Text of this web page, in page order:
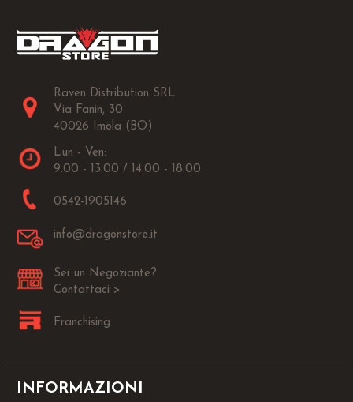
Raven Distribution SRL
Via Fanin, 30
40026 Imola (BO)
Lun - Ven:
9.00 - 13.00 / 14.00 - 18.00
0542-1905146
info@dragonstore.it
Sei un Negoziante?
Contattaci >
Franchising
INFORMAZIONI